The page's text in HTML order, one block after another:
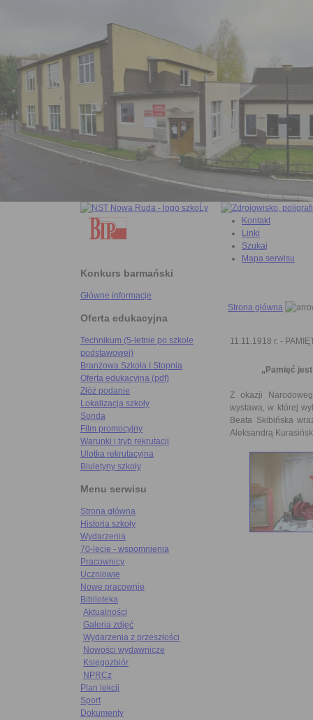
Konkurs barmański
Główne informacje
Oferta edukacyjna
Technikum (5-letnie po szkole
podstawowej)
Branżowa Szkoła I Stopnia
Oferta edukacyjna (pdf)
Złóż podanie
Lokalizacja szkoły
Sonda
Film promocyjny
Warunki i tryb rekrutacji
Ulotka rekrutacyjna
Biuletyny szkoły
Menu serwisu
Strona główna
Historia szkoły
Wydarzenia
70-lecie - wspomnienia
Pracownicy
Uczniowie
Nowe pracownie
Biblioteka
Aktualności
Galeria zdjęć
Wydarzenia z przeszłości
Nowości wydawnicze
Księgozbiór
NPRCz
Plan lekcji
Sport
Dokumenty
Kontakt
Linki
Szukaj
Mapa serwisu
Strona główna
11.11.1918 r. -
„Pamięć
Z okazji
wystawa, w której
Beata Skibińska
Aleksandrą